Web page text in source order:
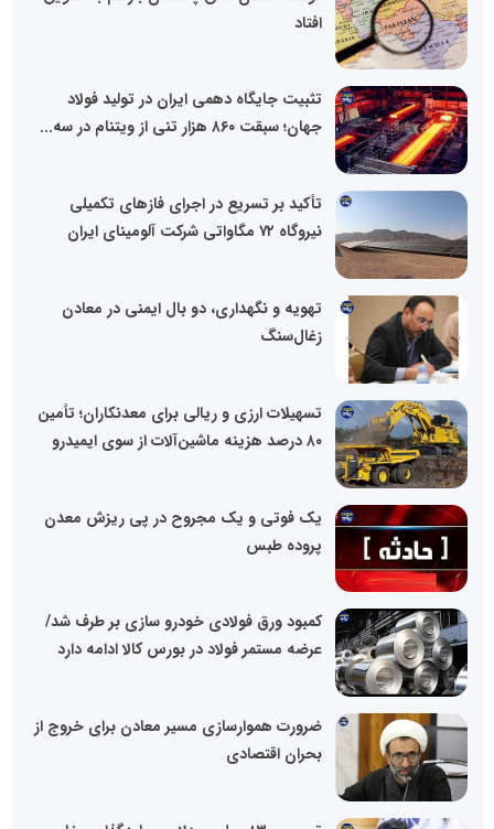
افتاد
تثبیت جایگاه دهمی ایران در تولید فولاد
جهان؛ سبقت ۸۶۰ هزار تنی از ویتنام در سه...
تأکید بر تسریع در اجرای فازهای تکمیلی
نیروگاه ۷۲ مگاواتی شرکت آلومینای ایران
تهویه و نگهداری‌، دو بال ایمنی در معادن
زغال‌سنگ
تسهیلات ارزی و ریالی برای معدنکاران؛ تأمین
۸۰ درصد هزینه ماشین‌آلات از سوی ایمیدرو
یک فوتی و یک مجروح در پی ریزش معدن
پروده طبس
کمبود ورق فولادی خودرو سازی بر طرف شد/
عرضه مستمر فولاد در بورس کالا ادامه دارد
ضرورت هموارسازی مسیر معادن برای خروج از
بحران اقتصادی